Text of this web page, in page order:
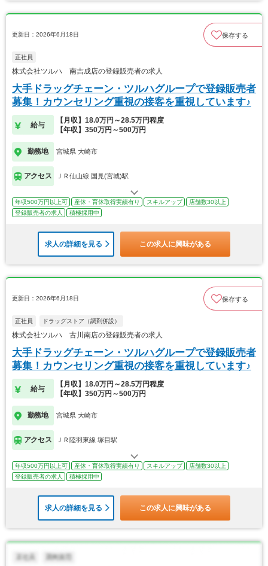
更新日：2026年6月18日 保存する
正社員
株式会社ツルハ 南吉成店の登録販売者の求人
大手ドラッグチェーン・ツルハグループで登録販売者
募集！カウンセリング重視の接客を重視しています♪
給与
【月収】18.0万円～28.5万円程度
【年収】350万円～500万円
勤務地 宮城県 大崎市
アクセス ＪＲ仙山線 国見(宮城)駅
年収500万円以上可 産休・育休取得実績有り スキルアップ
店舗数30以上
登録販売者の求人
積極採用中
求人の詳細を見る この求人に興味がある
更新日：2026年6月18日 保存する
正社員 ドラッグストア（調剤併設）
株式会社ツルハ 古川南店の登録販売者の求人
大手ドラッグチェーン・ツルハグループで登録販売者
募集！カウンセリング重視の接客を重視しています♪
給与
【月収】18.0万円～28.5万円程度
【年収】350万円～500万円
勤務地 宮城県 大崎市
アクセス ＪＲ陸羽東線 塚目駅
年収500万円以上可 産休・育休取得実績有り スキルアップ
店舗数30以上
登録販売者の求人
積極採用中
求人の詳細を見る この求人に興味がある